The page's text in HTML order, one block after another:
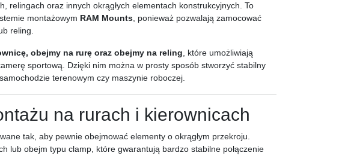
relingach oraz innych okrągłych elementach konstrukcyjnych. To
montażowym RAM Mounts , ponieważ pozwalają zamocować
reling.
obejmy na rurę oraz obejmy na reling , które umożliwiają
sportową. Dzięki nim można w prosty sposób stworzyć stabilny
terenowym czy maszynie roboczej.
na rurach i kierownicach
tak, aby pewnie obejmować elementy o okrągłym przekroju.
lub obejm typu clamp, które gwarantują bardzo stabilne połączenie